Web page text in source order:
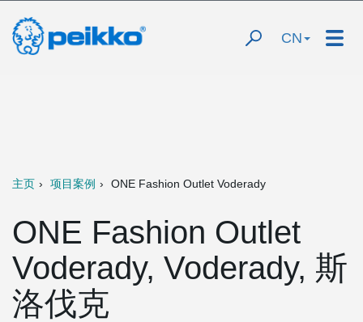
CN
主页 项目案例 ONE Fashion Outlet Voderady
ONE Fashion Outlet
Voderady, Voderady, 斯
洛伐克